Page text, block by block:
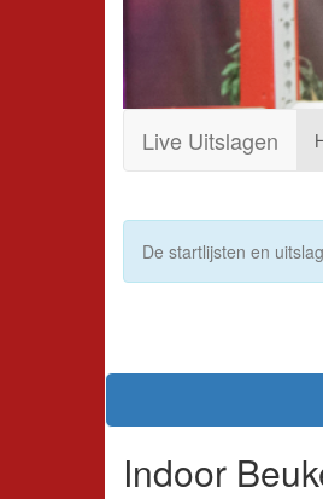
Live Uitslagen
De startlijsten en
Indoor